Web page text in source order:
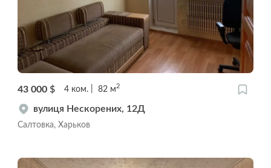
43 000 $ 4 ком. 82 м2
вулиця Нескорених, 12Д
Салтовка, Харьков